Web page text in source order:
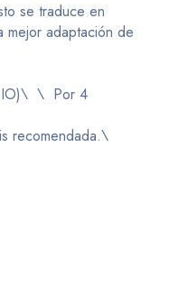
se traduce en
mejor adaptación de
\ Por 4
recomendada.\